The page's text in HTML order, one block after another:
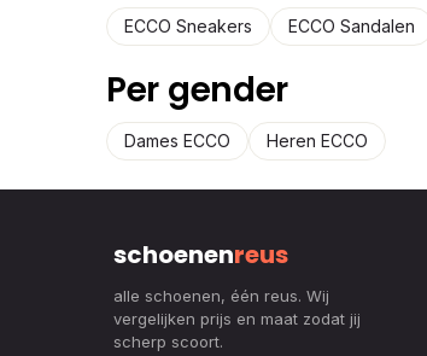
ECCO Sneakers ECCO Sandalen
Per gender
Dames ECCO Heren ECCO
schoenenreus
alle schoenen, één reus. Wij
vergelijken prijs en maat zodat jij
scherp scoort.